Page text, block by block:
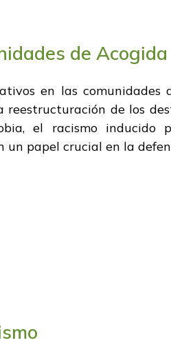
de Acogida
en las
de los
el racismo inducido
papel crucial en la